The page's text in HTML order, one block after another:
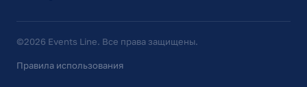
©2026 Events Line. Все права защищены.
Правила использования